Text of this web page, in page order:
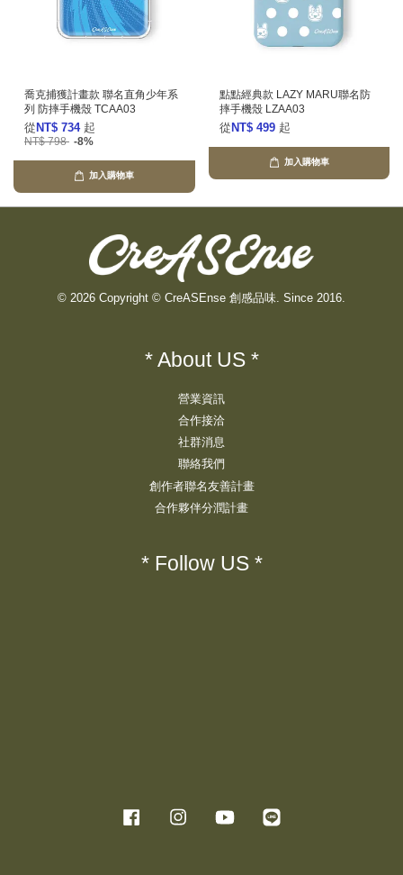
喬克捕獲計畫款 聯名直角少年系
列 防摔手機殼 TCAA03
從 NT$ 734 起
NT$ 798 -8%
加入購物車
點點經典款 LAZY MARU聯名防
摔手機殼 LZAA03
從 NT$ 499 起
加入購物車
© 2026 Copyright © CreASEnse 創感品味. Since 2016.
* About US *
營業資訊
合作接洽
社群消息
聯絡我們
創作者聯名友善計畫
合作夥伴分潤計畫
* Follow US *
Facebook Instagram YouTube